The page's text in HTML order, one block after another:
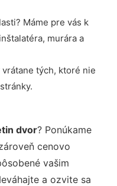
Máme pre vás k
murára a
tých, ktoré nie
dvor? Ponúkame
cenovo
vašim
a ozvite sa